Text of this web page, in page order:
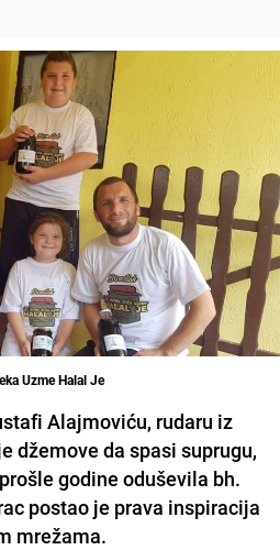
Uzme Halal Je
Alajmoviću, rudaru iz
džemove da spasi suprugu,
godine oduševila bh.
postao je prava inspiracija
mrežama.